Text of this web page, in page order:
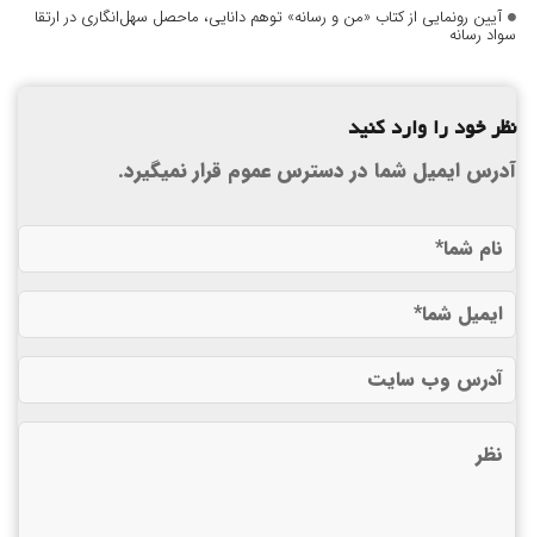
آیین رونمایی از کتاب «من و رسانه» توهم دانایی، ماحصل سهل‌انگاری در ارتقا
سواد رسانه
نظر خود را وارد کنید
آدرس ایمیل شما در دسترس عموم قرار نمیگیرد.